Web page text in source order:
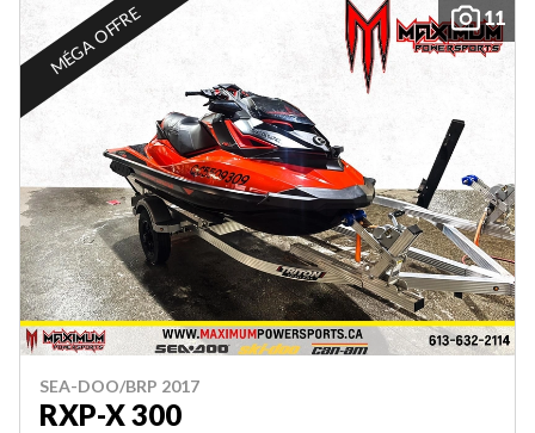
11
MÉGA OFFRE
SEA-DOO/BRP 2017
RXP-X 300